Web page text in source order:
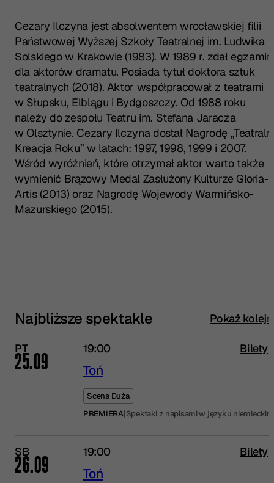
Cezary Ilczyna jest absolwentem wrocławskiej filii
Państwowej Wyższej Szkoły Teatralnej im. Ludwika
Solskiego w Krakowie (1983). W 1989 r. zdał egzamin
dla aktorów dramatu. Posiada tytuł doktora sztuk
teatralnych (2018). Aktor współpracował z teatrami
w Słupsku, Elblągu i Bydgoszczy. Od 1988 roku
należy do zespołu Teatru im. Stefana Jaracza
w Olsztynie. Cezary Ilczyna dostał Nagrodę
Kreacja Roku” w latach: 1997, 1998, 1999 i 2007.
Wśród wyróżnień, które otrzymał aktor warto także
wymienić Brązowy Medal Zasłużony Kulturze Gloria-
Artis (2013) oraz Nagrodę Wojewody Warmińsko-
Mazurskiego (2015).
Najbliższe spektakle Pokaż
PT
25.09
19:00
Toń
Scena Duża
PREMIERA|Spektakl z napisami w języku niemieckim
Bilety
SB
26.09
19:00
Toń
Bilety